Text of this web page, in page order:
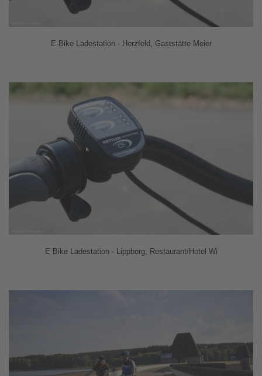
E-Bike Ladestation - Herzfeld, Gaststätte Meier
E-Bike Ladestation - Lippborg, Restaurant/Hotel Wi